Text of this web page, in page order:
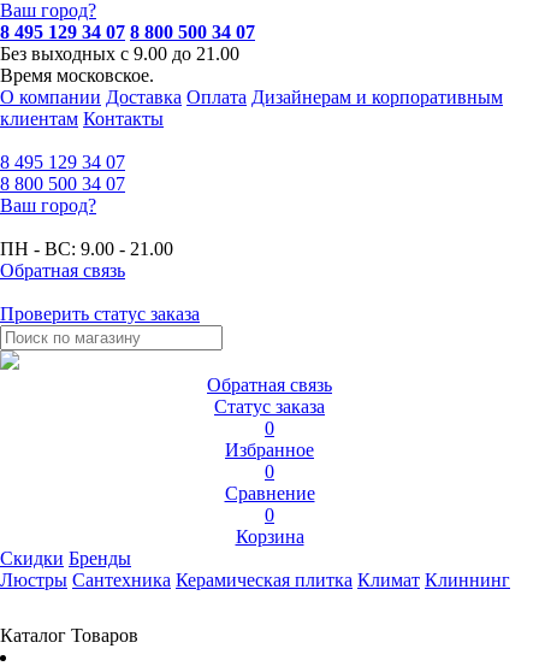
Ваш город?
8 495 129 34 07 8 800 500 34 07
Без выходных с 9.00 до 21.00
Время московское.
О компании Доставка Оплата Дизайнерам и корпоративным
клиентам Контакты
8 495 129 34 07
8 800 500 34 07
Ваш город?
ПН - ВС: 9.00 - 21.00
Обратная связь
Проверить статус заказа
Обратная связь
Статус заказа
0
Избранное
0
Сравнение
0
Корзина
Скидки Бренды
Люстры Сантехника Керамическая плитка Климат Клиннинг
Каталог Товаров